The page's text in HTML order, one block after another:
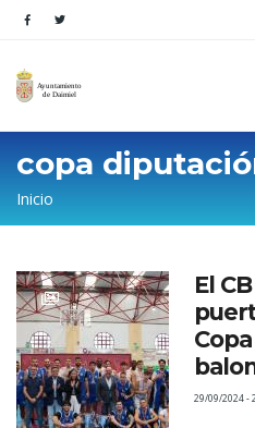
copa
Sobrescribir
enlaces
de
ayuda
a
la
navegación
Inicio
El
29/09/2024 -